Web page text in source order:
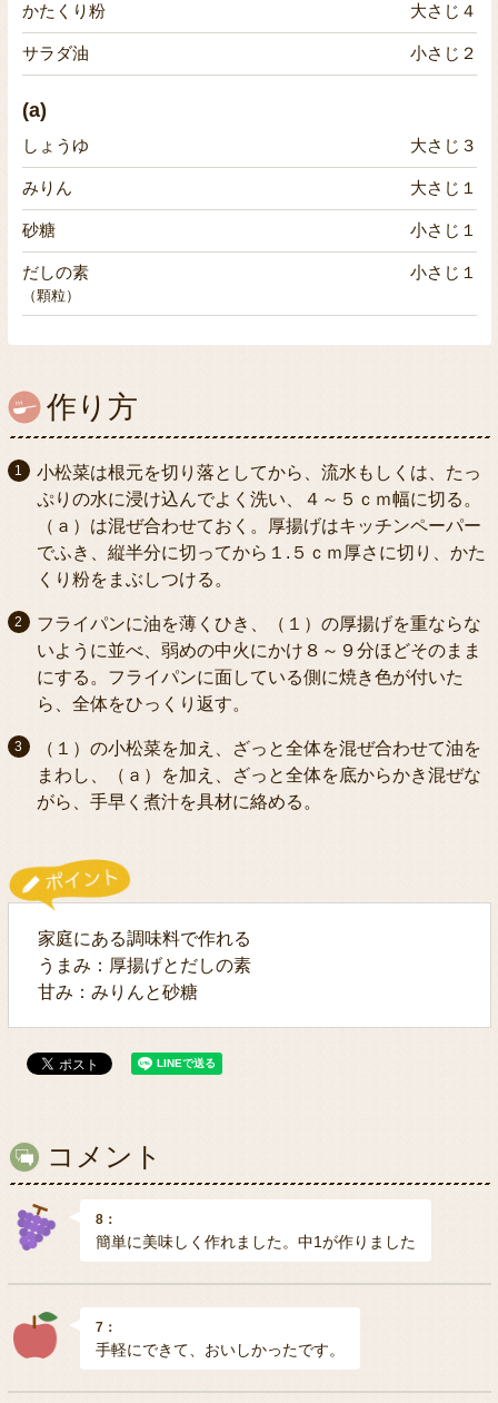
かたくり粉 大さじ４
サラダ油 小さじ２
(a)
しょうゆ 大さじ３
みりん 大さじ１
砂糖 小さじ１
だしの素 小さじ１
（顆粒）
作り方
小松菜は根元を切り落としてから、流水もしくは、たっ
ぷりの水に浸け込んでよく洗い、４～５ｃｍ幅に切る。
（ａ）は混ぜ合わせておく。厚揚げはキッチンペーパー
でふき、縦半分に切ってから１.５ｃｍ厚さに切り、かた
くり粉をまぶしつける。
フライパンに油を薄くひき、（１）の厚揚げを重ならな
いように並べ、弱めの中火にかけ８～９分ほどそのまま
にする。フライパンに面している側に焼き色が付いた
ら、全体をひっくり返す。
（１）の小松菜を加え、ざっと全体を混ぜ合わせて油を
まわし、（ａ）を加え、ざっと全体を底からかき混ぜな
がら、手早く煮汁を具材に絡める。
家庭にある調味料で作れる
うまみ：厚揚げとだしの素
甘み：みりんと砂糖
コメント
8：
簡単に美味しく作れました。中1が作りました
7：
手軽にできて、おいしかったです。